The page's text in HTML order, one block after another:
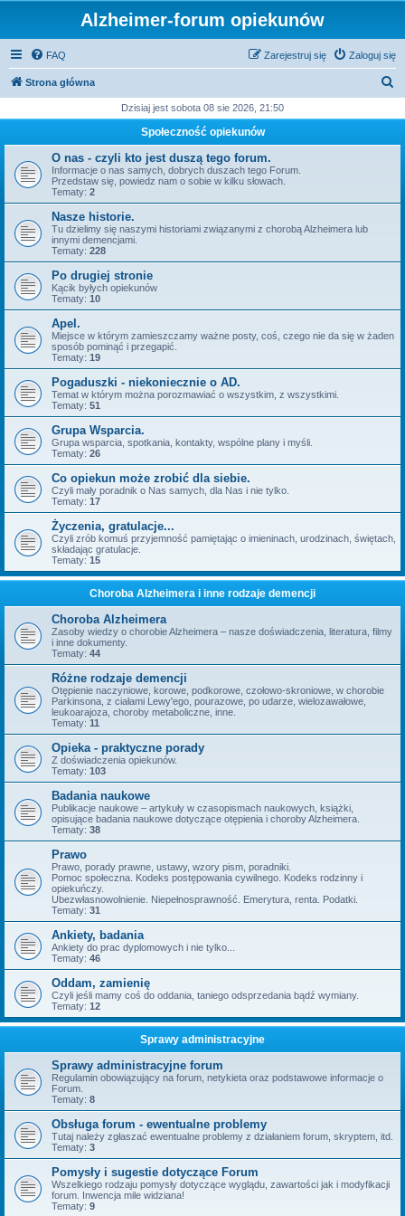
Alzheimer-forum opiekunów
FAQ Zaloguj się
Zarejestruj się
Strona główna
k
Dzisiaj jest sobota 08 sie 2026, 21:50
Społeczność opiekunów
O nas - czyli kto jest duszą tego forum.
Informacje o nas samych, dobrych duszach tego Forum.
Przedstaw się, powiedz nam o sobie w kilku słowach.
Tematy: 2
Nasze historie.
Tu dzielimy się naszymi historiami związanymi z chorobą Alzheimera lub
innymi demencjami.
Tematy: 228
Po drugiej stronie
Kącik byłych opiekunów
Tematy: 10
Apel.
Miejsce w którym zamieszczamy ważne posty, coś, czego nie da się w żaden
sposób pominąć i przegapić.
Tematy: 19
Pogaduszki - niekoniecznie o AD.
Temat w którym można porozmawiać o wszystkim, z wszystkimi.
Tematy: 51
Grupa Wsparcia.
Grupa wsparcia, spotkania, kontakty, wspólne plany i myśli.
Tematy: 26
Co opiekun może zrobić dla siebie.
Czyli mały poradnik o Nas samych, dla Nas i nie tylko.
Tematy: 17
Życzenia, gratulacje...
Czyli zrób komuś przyjemność pamiętając o imieninach, urodzinach, świętach,
składając gratulacje.
Tematy: 15
Choroba Alzheimera i inne rodzaje demencji
Choroba Alzheimera
Zasoby wiedzy o chorobie Alzheimera – nasze doświadczenia, literatura, filmy
i inne dokumenty.
Tematy: 44
Różne rodzaje demencji
Otępienie naczyniowe, korowe, podkorowe, czołowo-skroniowe, w chorobie
Parkinsona, z ciałami Lewy'ego, pourazowe, po udarze, wielozawałowe,
leukoarajoza, choroby metaboliczne, inne.
Tematy: 11
Opieka - praktyczne porady
Z doświadczenia opiekunów.
Tematy: 103
Badania naukowe
Publikacje naukowe – artykuły w czasopismach naukowych, książki,
opisujące badania naukowe dotyczące otępienia i choroby Alzheimera.
Tematy: 38
Prawo
Prawo, porady prawne, ustawy, wzory pism, poradniki.
Pomoc społeczna. Kodeks postępowania cywilnego. Kodeks rodzinny i
opiekuńczy.
Ubezwłasnowolnienie. Niepełnosprawność. Emerytura, renta. Podatki.
Tematy: 31
Ankiety, badania
Ankiety do prac dyplomowych i nie tylko...
Tematy: 46
Oddam, zamienię
Czyli jeśli mamy coś do oddania, taniego odsprzedania bądź wymiany.
Tematy: 12
Sprawy administracyjne
Sprawy administracyjne forum
Regulamin obowiązujący na forum, netykieta oraz podstawowe informacje o
Forum.
Tematy: 8
Obsługa forum - ewentualne problemy
Tutaj należy zgłaszać ewentualne problemy z działaniem forum, skryptem, itd.
Tematy: 3
Pomysły i sugestie dotyczące Forum
Wszelkiego rodzaju pomysły dotyczące wyglądu, zawartości jak i modyfikacji
forum. Inwencja mile widziana!
Tematy: 9